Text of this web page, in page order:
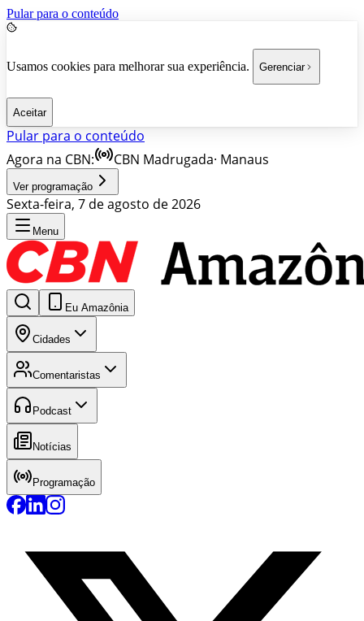
Pular para o conteúdo
Usamos cookies para melhorar sua experiência. Gerenciar
Aceitar
Pular para o conteúdo
Agora na CBN:
CBN Madrugada· Manaus
Ver programação
Sexta-feira, 7 de agosto de 2026
Menu
Eu Amazônia
Cidades
Comentaristas
Podcast
Notícias
Programação